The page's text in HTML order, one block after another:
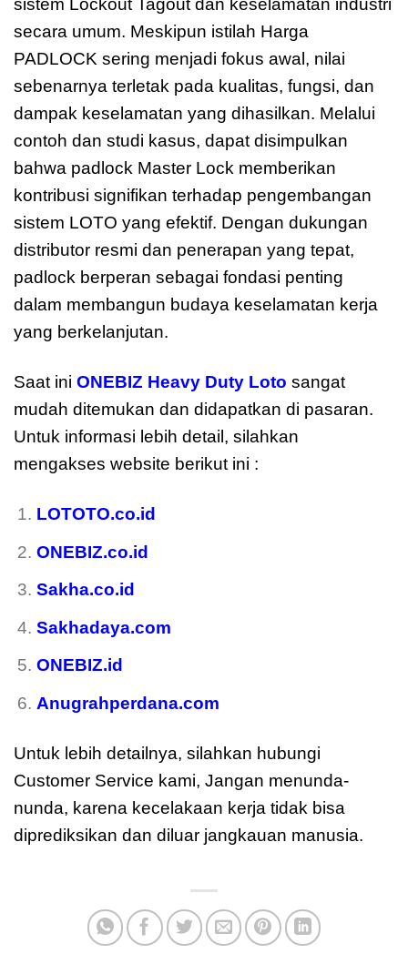
sistem Lockout Tagout dan keselamatan industri
secara umum. Meskipun istilah Harga
PADLOCK sering menjadi fokus awal, nilai
sebenarnya terletak pada kualitas, fungsi, dan
dampak keselamatan yang dihasilkan. Melalui
contoh dan studi kasus, dapat disimpulkan
bahwa padlock Master Lock memberikan
kontribusi signifikan terhadap pengembangan
sistem LOTO yang efektif. Dengan dukungan
distributor resmi dan penerapan yang tepat,
padlock berperan sebagai fondasi penting
dalam membangun budaya keselamatan kerja
yang berkelanjutan.
Saat ini ONEBIZ Heavy Duty Loto sangat
mudah ditemukan dan didapatkan di pasaran.
Untuk informasi lebih detail, silahkan
mengakses website berikut ini :
LOTOTO.co.id
ONEBIZ.co.id
Sakha.co.id
Sakhadaya.com
ONEBIZ.id
Anugrahperdana.com
Untuk lebih detailnya, silahkan hubungi
Customer Service kami, Jangan menunda-
nunda, karena kecelakaan kerja tidak bisa
diprediksikan dan diluar jangkauan manusia.